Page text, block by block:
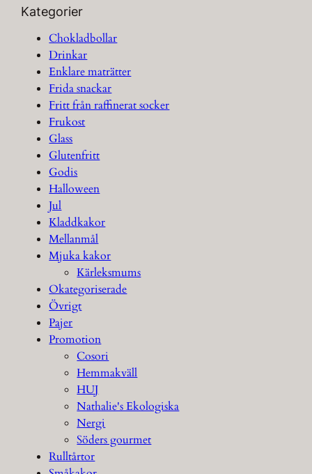
Kategorier
Chokladbollar
Drinkar
Enklare maträtter
Frida snackar
Fritt från raffinerat socker
Frukost
Glass
Glutenfritt
Godis
Halloween
Jul
Kladdkakor
Mellanmål
Mjuka kakor
Kärleksmums
Okategoriserade
Övrigt
Pajer
Promotion
Cosori
Hemmakväll
HUJ
Nathalie's Ekologiska
Nergi
Söders gourmet
Rulltårtor